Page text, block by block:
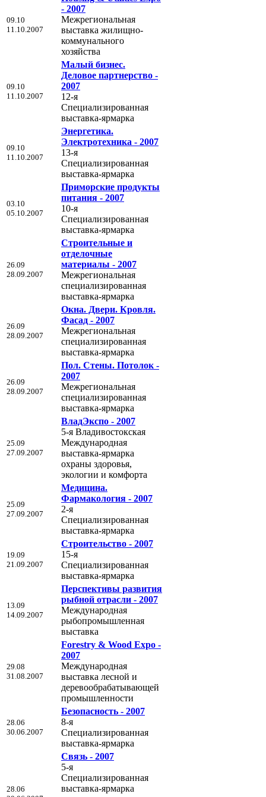
09.10
11.10.2007
- 2007
Межрегиональная
выставка жилищно-
коммунального
хозяйства
09.10
11.10.2007
Малый бизнес.
Деловое партнерство -
2007
12-я
Специализированная
выставка-ярмарка
09.10
11.10.2007
Энергетика.
Электротехника - 2007
13-я
Специализированная
выставка-ярмарка
03.10
05.10.2007
Приморские продукты
питания - 2007
10-я
Специализированная
выставка-ярмарка
26.09
28.09.2007
Строительные и
отделочные
материалы - 2007
Межрегиональная
cпециализированная
выставка-ярмарка
26.09
28.09.2007
Окна. Двери. Кровля.
Фасад - 2007
Межрегиональная
cпециализированная
выставка-ярмарка
26.09
28.09.2007
Пол. Стены. Потолок -
2007
Межрегиональная
cпециализированная
выставка-ярмарка
25.09
27.09.2007
ВладЭкспо - 2007
5-я Владивостокская
Международная
выставка-ярмарка
охраны здоровья,
экологии и комфорта
25.09
27.09.2007
Медицина.
Фармакология - 2007
2-я
Специализированная
выставка-ярмарка
19.09
21.09.2007
Строительство - 2007
15-я
Специализированная
выставка-ярмарка
13.09
14.09.2007
Перспективы развития
рыбной отрасли - 2007
Международная
рыбопромышленная
выставка
29.08
31.08.2007
Forestry & Wood Expo -
2007
Международная
выставка лесной и
деревообрабатывающей
промышленности
28.06
30.06.2007
Безопасность - 2007
8-я
Специализированная
выставка-ярмарка
28.06
Связь - 2007
5-я
Специализированная
выставка-ярмарка